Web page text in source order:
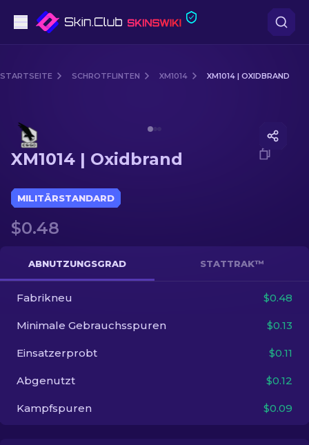
Scharfschützengewehr
Messer
Handschuh
Kisten
Andere
STARTSEITE SCHROTFLINTEN XM1014 XM1014 | OXIDBRAND
XM1014 | Oxidbrand
MILITÄRSTANDARD
$0.48
ABNUTZUNGSGRAD STATTRAK™
Fabrikneu $0.48
Minimale Gebrauchsspuren $0.13
Einsatzerprobt $0.11
Abgenutzt $0.12
Kampfspuren $0.09